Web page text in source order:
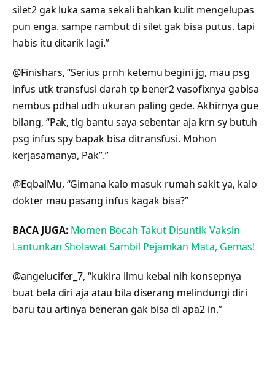
silet2 gak luka sama sekali bahkan kulit mengelupas
pun enga. sampe rambut di silet gak bisa putus. tapi
habis itu ditarik lagi.”
@Finishars, “Serius prnh ketemu begini jg, mau psg
infus utk transfusi darah tp bener2 vasofixnya gabisa
nembus pdhal udh ukuran paling gede. Akhirnya gue
bilang, “Pak, tlg bantu saya sebentar aja krn sy butuh
psg infus spy bapak bisa ditransfusi. Mohon
kerjasamanya, Pak”.”
@EqbalMu, “Gimana kalo masuk rumah sakit ya, kalo
dokter mau pasang infus kagak bisa?”
BACA JUGA: Momen Bocah Takut Disuntik Vaksin
Lantunkan Sholawat Sambil Pejamkan Mata, Gemas!
@angelucifer_7, “kukira ilmu kebal nih konsepnya
buat bela diri aja atau bila diserang melindungi diri
baru tau artinya beneran gak bisa di apa2 in.”